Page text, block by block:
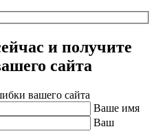
и получите
сайта
вашего сайта
Ваше имя
Ваш